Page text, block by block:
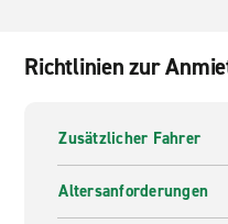
Richtlinien zur
Zusätzlicher Fahrer
Altersanforderungen